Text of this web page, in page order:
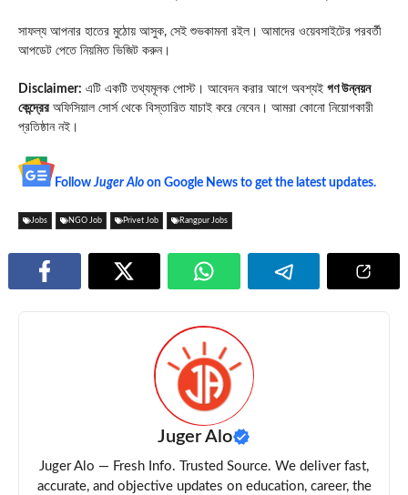
সাফল্য আপনার হাতের মুঠোয় আসুক, সেই শুভকামনা রইল। আমাদের ওয়েবসাইটের পরবর্তী
আপডেট পেতে নিয়মিত ভিজিট করুন।
Disclaimer: এটি একটি তথ্যমূলক পোস্ট। আবেদন করার আগে অবশ্যই গণ উন্নয়ন
কেন্দ্রের অফিসিয়াল সোর্স থেকে বিস্তারিত যাচাই করে নেবেন। আমরা কোনো নিয়োগকারী
প্রতিষ্ঠান নই।
FollowJuger Alo on Google News to get the latest updates.
Jobs NGO Job Privet Job Rangpur Jobs
Juger Alo
Juger Alo — Fresh Info. Trusted Source. We deliver fast,
accurate, and objective updates on education, career, the